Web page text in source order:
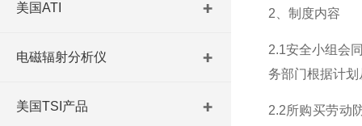
美国ATI
电磁辐射分析仪
美国TSI产品
2、制度内容
2.1安全小组会
务部门根据计
2.2所购买劳动